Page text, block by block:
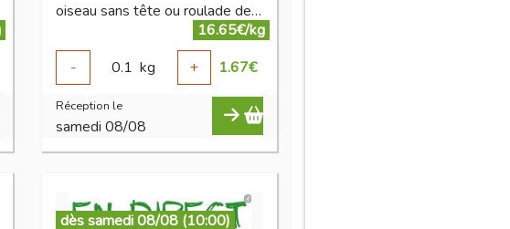
oiseau sans tête ou roulade de boeuf
16.65€/kg
-
0.1 kg + 1.67€
Réception le
samedi 08/08
dès samedi 08/08 (10:00)